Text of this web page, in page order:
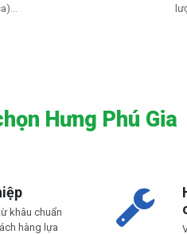
Hưng Phú Gia
khâu chuẩn
hàng lựa